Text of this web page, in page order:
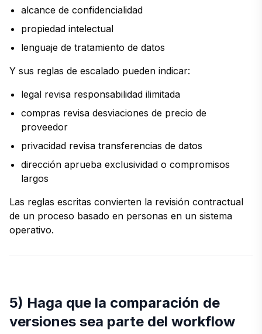
alcance de confidencialidad
propiedad intelectual
lenguaje de tratamiento de datos
Y sus reglas de escalado pueden indicar:
legal revisa responsabilidad ilimitada
compras revisa desviaciones de precio de
proveedor
privacidad revisa transferencias de datos
dirección aprueba exclusividad o compromisos
largos
Las reglas escritas convierten la revisión contractual
de un proceso basado en personas en un sistema
operativo.
5) Haga que la comparación de
versiones sea parte del workflow